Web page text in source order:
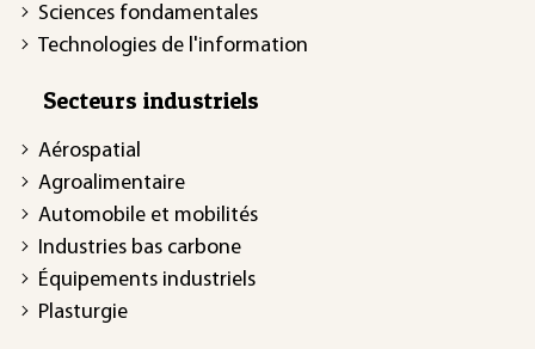
Sciences fondamentales
Technologies de l'information
Secteurs industriels
Aérospatial
Agroalimentaire
Automobile et mobilités
Industries bas carbone
Équipements industriels
Plasturgie